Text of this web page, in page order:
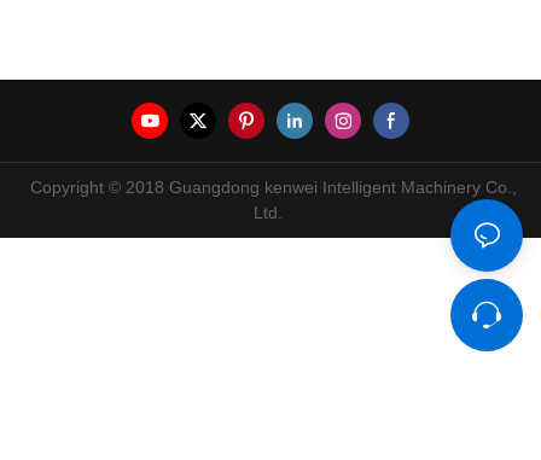
Copyright © 2018 Guangdong kenwei Intelligent Machinery Co.,
Ltd.